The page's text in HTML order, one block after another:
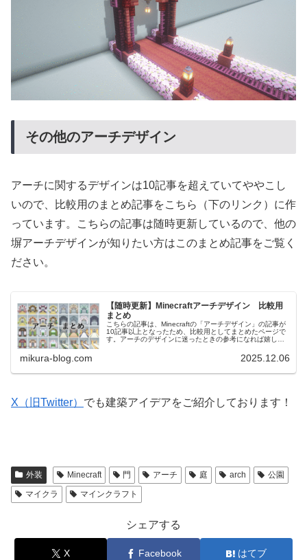
その他のアーチデザイン
アーチに関するデザインは10記事を超えていてややこし
いので、比較用のまとめ記事をこちら（下のリンク）に作
っています。こちらの記事は随時更新しているので、他の
塀アーチデザインが知りたい方はこのまとめ記事をご覧く
ださい。
【随時更新】Minecraftアーチデザイン 比較用
まとめ
こちらの記事は、Minecraftの「アーチデザイン」の記事が
10記事以上となったため、比較用としてまとめたページで
す。アーチのデザインに迷ったときの参考になれば嬉しい
mikura-blog.com 2025.12.06
X（旧Twitter） でも建築アイデアをご紹介しております！
外装 Minecraft 門 アーチ 庭 arch
公園
マイクラ
マインクラフト
シェアする
X Facebook はてブ